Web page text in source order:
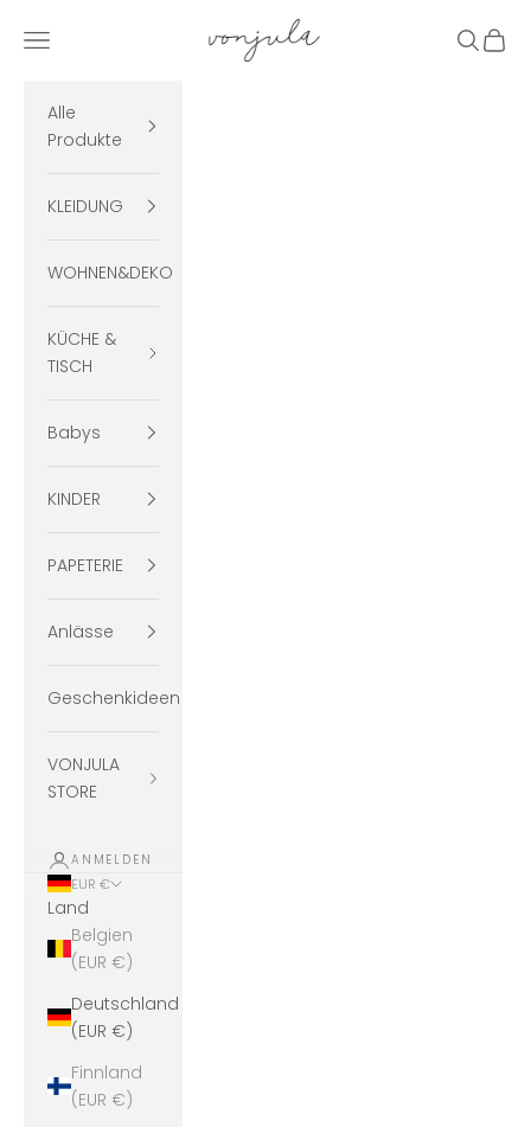
vonjula
Menü Suchen
Alle
Produkte
KLEIDUNG
WOHNEN&DEKO
KÜCHE &
TISCH
Babys
KINDER
PAPETERIE
Anlässe
Geschenkideen
VONJULA
STORE
ANMELDEN
EUR €
Land
Belgien
(EUR €)
Deutschland
(EUR €)
Finnland
(EUR €)